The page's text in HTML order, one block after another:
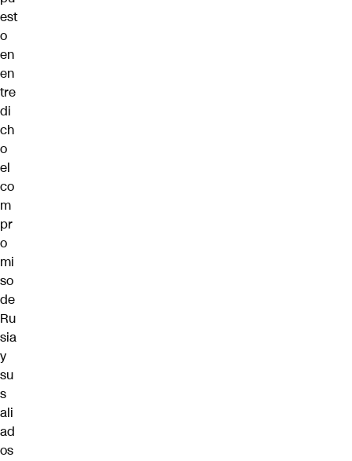
est
o
en
en
tre
di
ch
o
el
co
m
pr
o
mi
so
de
Ru
sia
y
su
s
ali
ad
os